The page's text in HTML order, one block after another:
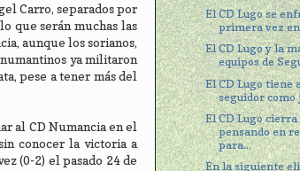
Carro, separados por
que serán muchas las
aunque los sorianos,
ya militaron
pese a tener más del
al CD Numancia en el
conocer la victoria a
(0-2) el pasado 24 de
El CD Lugo se
primera vez
El CD Lugo y la
equipos de
El CD Lugo tiene
seguidor como
El CD Lugo cierra
pensando en
para...
En la siguiente